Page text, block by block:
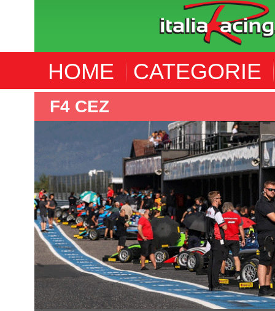
HOME CATEGORIE